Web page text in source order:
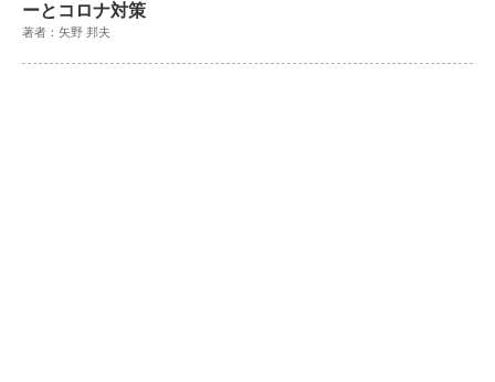
ーとコロナ対策
著者：矢野 邦夫